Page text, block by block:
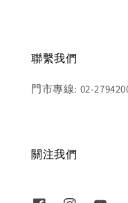
聯繫我們
門市專線: 02-
關注我們